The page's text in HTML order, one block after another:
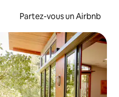
Partez-vous un Airbnb